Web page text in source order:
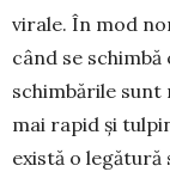
virale. În mod
când se
schimbările
mai rapid și
există o